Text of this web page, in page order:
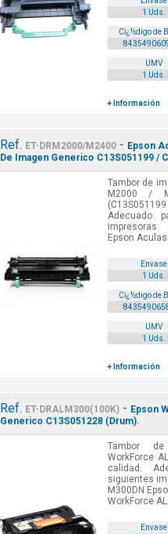
1 Uds.
Cï¿½digo de
UMV
1 Uds.
+ Información
Ref. ET-DRM2000/M2400- Epson
De Imagen Generico C13S051199 /
Tambor de
M2000 /
Adecuado
Epson
Envase
1 Uds.
Cï¿½digo de
UMV
1 Uds.
+ Información
Ref. ET-DRALM300(100K)- Epson
Generico C13S051228 (Drum).
Tambor
WorkForce
calidad.
siguientes
M300DN
WorkForce
Envase